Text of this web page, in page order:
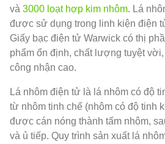
và 3000 loạt hợp kim nhôm. Lá
được sử dụng trong linh kiện điện
Giấy bạc điện tử Warwick có thị
phẩm ổn định, chất lượng tuyệt
công nhận cao.
Lá nhôm điện tử là lá nhôm có độ
từ nhôm tinh chế (nhôm có độ tinh
được cán nóng thành tấm nhôm,
và ủ tiếp. Quy trình sản xuất lá